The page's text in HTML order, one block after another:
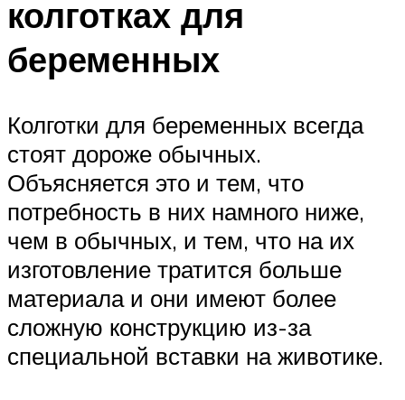
колготках для
беременных
Колготки для беременных всегда
стоят дороже обычных.
Объясняется это и тем, что
потребность в них намного ниже,
чем в обычных, и тем, что на их
изготовление тратится больше
материала и они имеют более
сложную конструкцию из-за
специальной вставки на животике.